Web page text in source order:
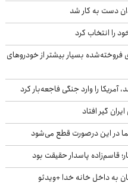
دست به کار شد
را انتخاب کرد
بسیار بیشتر از خودروهای
را وارد جنگی فاجعه‌بار کرد
گیر افتاد
در این درصورت قطع می‌شود
قاسم‌زاده پاسدار حقیقت بود
به داخل خانه خدا +ویدئو